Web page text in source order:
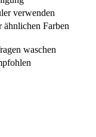
verwenden
ähnlichen Farben
waschen